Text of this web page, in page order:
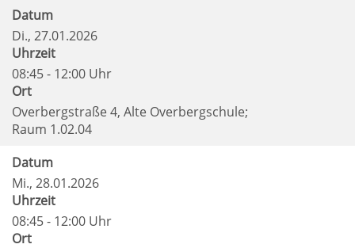
Datum
Di., 27.01.2026
Uhrzeit
08:45 - 12:00 Uhr
Ort
Overbergstraße 4, Alte Overbergschule;
Raum 1.02.04
Datum
Mi., 28.01.2026
Uhrzeit
08:45 - 12:00 Uhr
Ort